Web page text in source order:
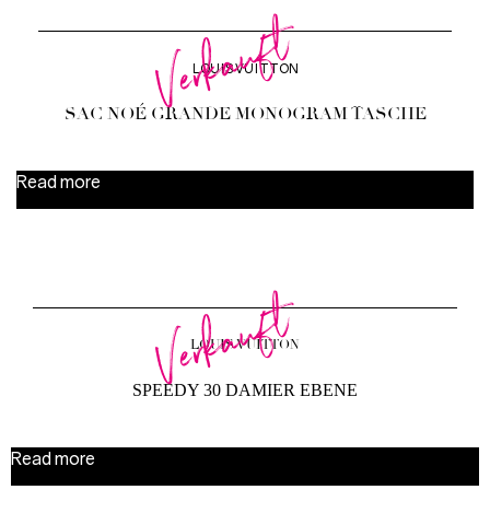
Verkauft
LOUIS VUITTON
SAC NOÉ GRANDE MONOGRAM TASCHE
Read more
Verkauft
LOUIS VUITTON
SPEEDY 30 DAMIER EBENE
Read more